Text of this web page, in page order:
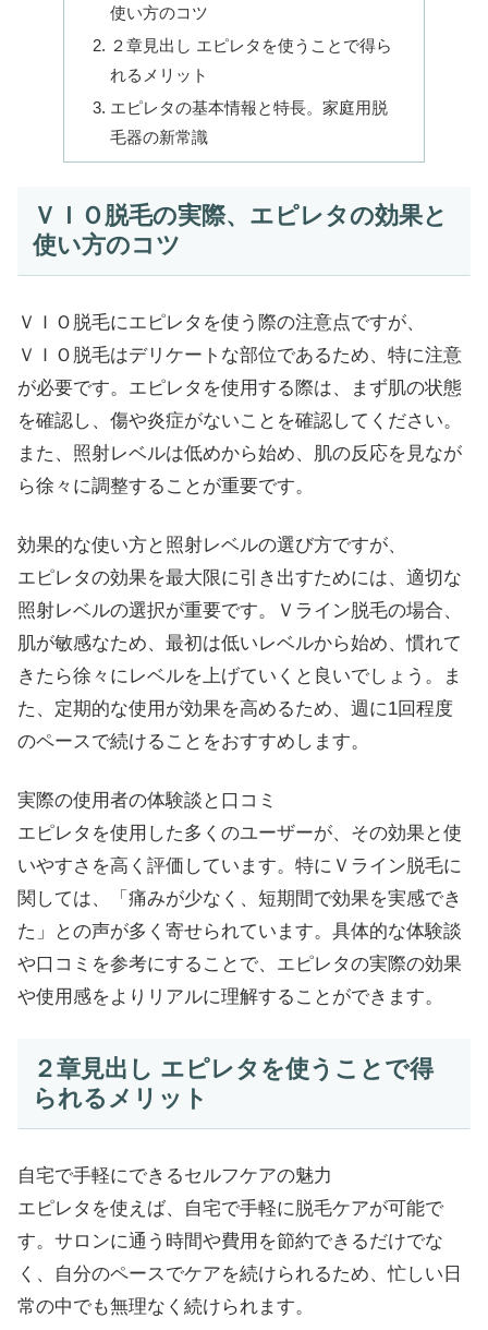
使い方のコツ
２章見出し エピレタを使うことで得ら
れるメリット
エピレタの基本情報と特長。家庭用脱
毛器の新常識
ＶＩＯ脱毛の実際、エピレタの効果と
使い方のコツ
ＶＩＯ脱毛にエピレタを使う際の注意点ですが、
ＶＩＯ脱毛はデリケートな部位であるため、特に注意
が必要です。エピレタを使用する際は、まず肌の状態
を確認し、傷や炎症がないことを確認してください。
また、照射レベルは低めから始め、肌の反応を見なが
ら徐々に調整することが重要です。
効果的な使い方と照射レベルの選び方ですが、
エピレタの効果を最大限に引き出すためには、適切な
照射レベルの選択が重要です。Ｖライン脱毛の場合、
肌が敏感なため、最初は低いレベルから始め、慣れて
きたら徐々にレベルを上げていくと良いでしょう。ま
た、定期的な使用が効果を高めるため、週に1回程度
のペースで続けることをおすすめします。
実際の使用者の体験談と口コミ
エピレタを使用した多くのユーザーが、その効果と使
いやすさを高く評価しています。特にＶライン脱毛に
関しては、「痛みが少なく、短期間で効果を実感でき
た」との声が多く寄せられています。具体的な体験談
や口コミを参考にすることで、エピレタの実際の効果
や使用感をよりリアルに理解することができます。
２章見出し エピレタを使うことで得
られるメリット
自宅で手軽にできるセルフケアの魅力
エピレタを使えば、自宅で手軽に脱毛ケアが可能で
す。サロンに通う時間や費用を節約できるだけでな
く、自分のペースでケアを続けられるため、忙しい日
常の中でも無理なく続けられます。